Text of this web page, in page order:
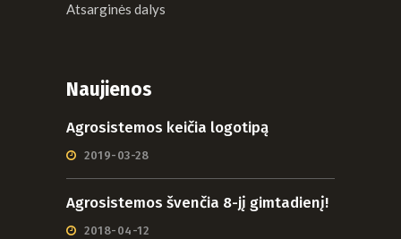
Atsarginės dalys
Naujienos
Agrosistemos keičia logotipą
2019-03-28
Agrosistemos švenčia 8-jį gimtadienį!
2018-04-12